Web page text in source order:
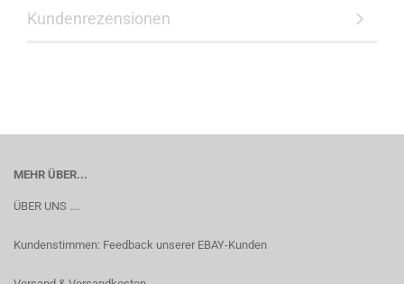
Kundenrezensionen
MEHR ÜBER...
ÜBER UNS ....
Kundenstimmen: Feedback unserer EBAY-Kunden